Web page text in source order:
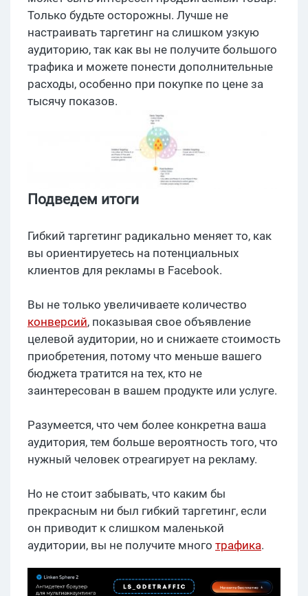
Только будьте осторожны. Лучше не
настраивать таргетинг на слишком узкую
аудиторию, так как вы не получите большого
трафика и можете понести дополнительные
расходы, особенно при покупке по цене за
тысячу показов.
Подведем итоги
Гибкий таргетинг радикально меняет то, как
вы ориентируетесь на потенциальных
клиентов для рекламы в Facebook.
Вы не только увеличиваете количество
конверсий, показывая свое объявление
целевой аудитории, но и снижаете стоимость
приобретения, потому что меньше вашего
бюджета тратится на тех, кто не
заинтересован в вашем продукте или услуге.
Разумеется, что чем более конкретна ваша
аудитория, тем больше вероятность того, что
нужный человек отреагирует на рекламу.
Но не стоит забывать, что каким бы
прекрасным ни был гибкий таргетинг, если
он приводит к слишком маленькой
аудитории, вы не получите много трафика.